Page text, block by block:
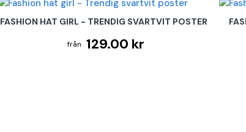
FASHION HAT GIRL - TRENDIG SVARTVIT POSTER
129.00 kr